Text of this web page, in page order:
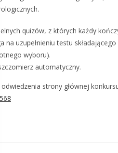
quizów, z których każdy
na uzupełnieniu testu
wyboru).
automatyczny.
strony głównej